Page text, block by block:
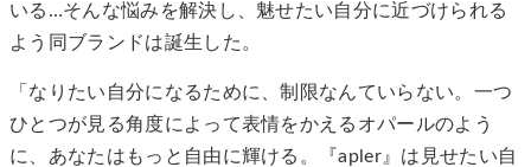
いる…そんな悩みを解決し、魅せたい自分に近づけられる
よう同ブランドは誕生した。
「なりたい自分になるために、制限なんていらない。一つ
ひとつが見る角度によって表情をかえるオパールのよう
に、あなたはもっと自由に輝ける。『apler』は見せたい自